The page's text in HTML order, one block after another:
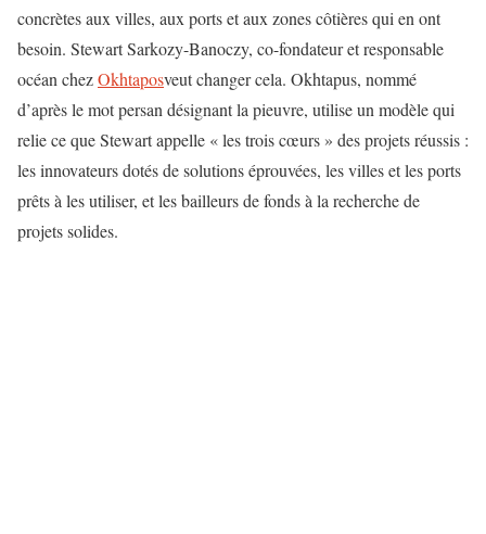
concrètes aux villes, aux ports et aux zones côtières qui en ont
besoin. Stewart Sarkozy-Banoczy, co-fondateur et responsable
océan chezOkhtaposveut changer cela. Okhtapus, nommé
d’après le mot persan désignant la pieuvre, utilise un modèle qui
relie ce que Stewart appelle « les trois cœurs » des projets réussis :
les innovateurs dotés de solutions éprouvées, les villes et les ports
prêts à les utiliser, et les bailleurs de fonds à la recherche de
projets solides.